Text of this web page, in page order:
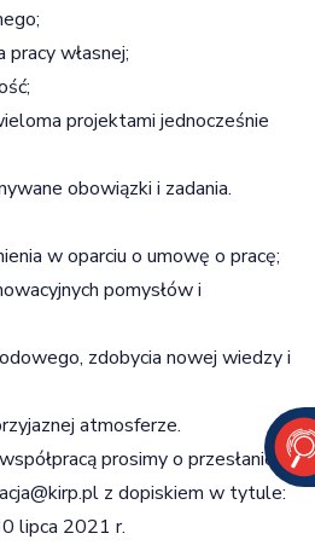
pracy własnej;
projektami jednocześnie
obowiązki i zadania.
w oparciu o umowę o pracę;
pomysłów i
zdobycia nowej wiedzy i
atmosferze.
prosimy o przesłanie
z dopiskiem w tytule:
lipca 2021 r.